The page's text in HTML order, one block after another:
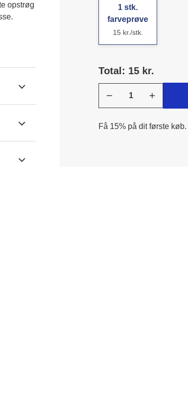
opstrøg
1 stk.
farveprøve
15 kr./stk.
Total: 15 kr.
Få 15% på dit første køb.